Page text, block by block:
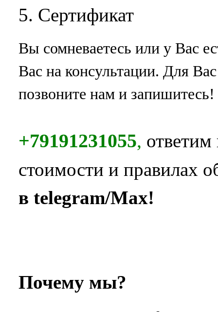
Сертификат
Вы сомневаетесь или у Вас
Вас на консультации. Для
позвоните нам и запишитесь!
+79191231055,
стоимости и правилах
в telegram/Max!
Почему мы?